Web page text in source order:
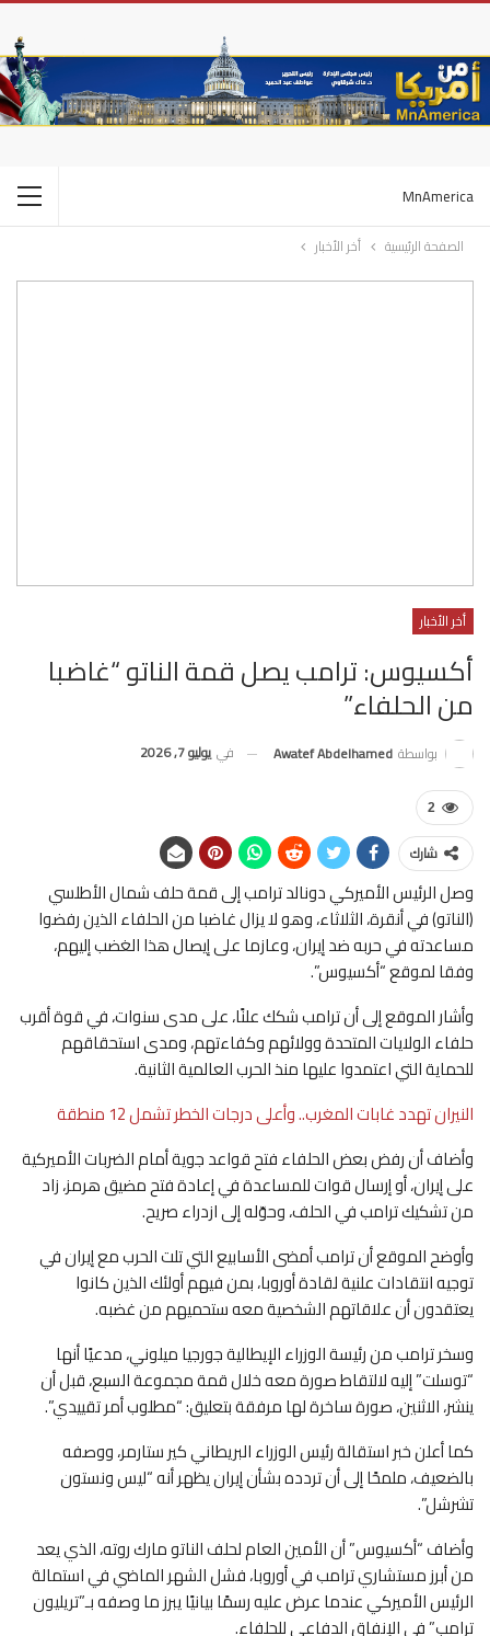
MnAmerica
الصفحة الرئيسية أخر الأخبار
أخر الأخبار
أكسيوس: ترامب يصل قمة الناتو “غاضبا
من الحلفاء”
بواسطة Awatef Abdelhamed في يوليو 7, 2026
2
شارك
وصل الرئيس الأميركي دونالد ترامب إلى قمة حلف شمال الأطلسي
(الناتو) في أنقرة، الثلاثاء، وهو لا يزال غاضبا من الحلفاء الذين رفضوا
مساعدته في حربه ضد إيران، وعازما على إيصال هذا الغضب إليهم،
وفقا لموقع “أكسيوس”.
وأشار الموقع إلى أن ترامب شكك علنًا، على مدى سنوات، في قوة أقرب
حلفاء الولايات المتحدة وولائهم وكفاءتهم، ومدى استحقاقهم
للحماية التي اعتمدوا عليها منذ الحرب العالمية الثانية.
النيران تهدد غابات المغرب.. وأعلى درجات الخطر تشمل 12 منطقة
وأضاف أن رفض بعض الحلفاء فتح قواعد جوية أمام الضربات الأميركية
على إيران، أو إرسال قوات للمساعدة في إعادة فتح مضيق هرمز، زاد
من تشكيك ترامب في الحلف، وحوّله إلى ازدراء صريح.
وأوضح الموقع أن ترامب أمضى الأسابيع التي تلت الحرب مع إيران في
توجيه انتقادات علنية لقادة أوروبا، بمن فيهم أولئك الذين كانوا
يعتقدون أن علاقاتهم الشخصية معه ستحميهم من غضبه.
وسخر ترامب من رئيسة الوزراء الإيطالية جورجيا ميلوني، مدعيًا أنها
“توسلت” إليه لالتقاط صورة معه خلال قمة مجموعة السبع، قبل أن
ينشر، الاثنين، صورة ساخرة لها مرفقة بتعليق: “مطلوب أمر تقييدي”.
كما أعلن خبر استقالة رئيس الوزراء البريطاني كير ستارمر، ووصفه
بالضعيف، ملمحًا إلى أن تردده بشأن إيران يظهر أنه “ليس ونستون
تشرشل”.
وأضاف “أكسيوس” أن الأمين العام لحلف الناتو مارك روته، الذي يعد
من أبرز مستشاري ترامب في أوروبا، فشل الشهر الماضي في استمالة
الرئيس الأميركي عندما عرض عليه رسمًا بيانيًا يبرز ما وصفه بـ”تريليون
ترامب” في الإنفاق الدفاعي للحلفاء.